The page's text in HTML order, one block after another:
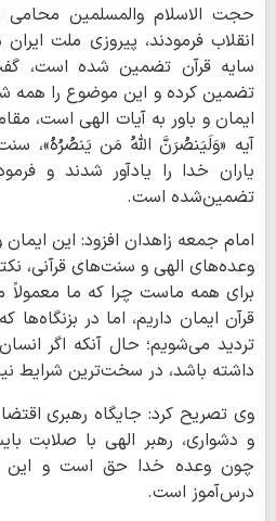
حجت الاسلام والمسلمین محامی
انقلاب فرمودند، پیروزی ملت
سایه قرآن تضمین شده است،
تضمین کرده و این موضوع را همه
ایمان و باور به آیات الهی است،
آیه «وَلَیَنصُرَنَّ اللَّهُ مَن یَنصُرُهُ»،
یاران خدا را یادآور شدند و
تضمین‌شده است.
امام جمعه زاهدان افزود: این ایمان
وعده‌های الهی و سنت‌های قرآنی،
برای همه ماست چرا که ما معمولاً
قرآن ایمان داریم، اما در بزنگاه‌ها
تردید می‌شویم؛ حال آنکه اگر
داشته باشد، در سخت‌ترین شرایط
وی تصریح کرد: جایگاه رهبری
و دشواری، رهبر الهی با صلابت
چون وعده خدا حق است و این
درس‌آموز است.